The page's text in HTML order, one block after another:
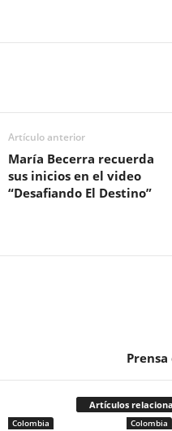
Artículo anterior
María Becerra recuerda
sus inicios en el video
“Desafiando El Destino”
Artículos
Colombia Colombia